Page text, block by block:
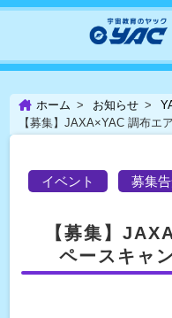
ホーム お知らせ
【募集】JAXA×YAC 調布エ
イベント 募集
【募集】
ペースキャ